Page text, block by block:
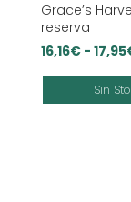
Grace’s
reserva
16,16€ - 17,95
Sin